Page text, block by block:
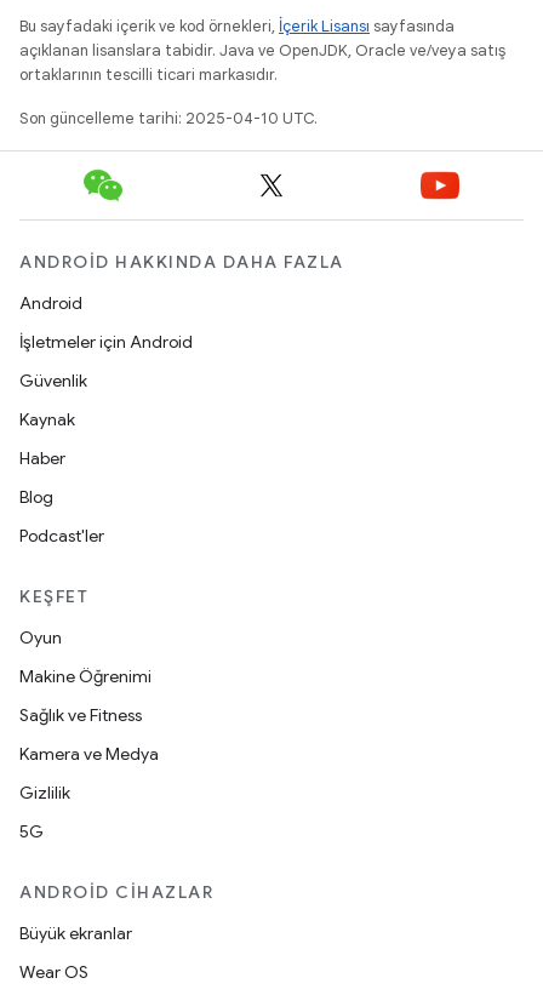
Bu sayfadaki içerik ve kod örnekleri, İçerik Lisansı sayfasında
açıklanan lisanslara tabidir. Java ve OpenJDK, Oracle ve/veya satış
ortaklarının tescilli ticari markasıdır.
Son güncelleme tarihi: 2025-04-10 UTC.
ANDROID HAKKINDA DAHA FAZLA
Android
İşletmeler için Android
Güvenlik
Kaynak
Haber
Blog
Podcast'ler
KEŞFET
Oyun
Makine Öğrenimi
Sağlık ve Fitness
Kamera ve Medya
Gizlilik
5G
ANDROID CIHAZLAR
Büyük ekranlar
Wear OS